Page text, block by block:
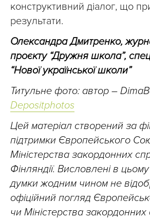
конструктивний діалог, що
результати.
Олександра Дмитренко,
проєкту “Дружня школа”,
“Нової української школи”
Титульне фото: автор –
Depositphotos
Цей матеріал створений за
підтримки Європейського
Міністерства закордонних
Фінляндії. Висловлені в цьому
думки жодним чином не
офіційний погляд
чи Міністерства закордонних